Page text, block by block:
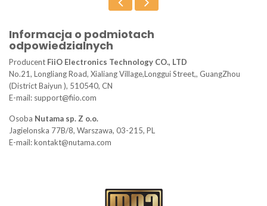
Informacja o podmiotach
odpowiedzialnych
Producent FiiO Electronics Technology CO., LTD
No.21, Longliang Road, Xialiang Village,Longgui Street,, GuangZhou
(District Baiyun ), 510540, CN
E-mail: support@fiio.com
Osoba Nutama sp. Z o.o.
Jagielonska 77B/8, Warszawa, 03-215, PL
E-mail: kontakt@nutama.com